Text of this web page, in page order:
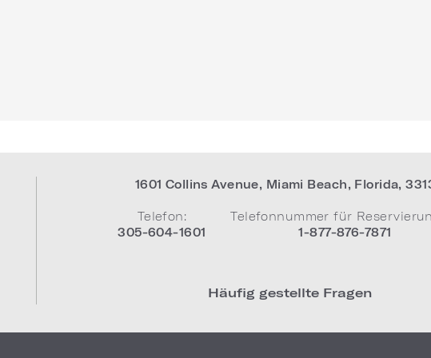
1601 Collins Avenue, Miami Beach, Florida,
Telefon:
305-604-1601
Telefonnummer für
1-877-876-7871
Häufig gestellte Fragen